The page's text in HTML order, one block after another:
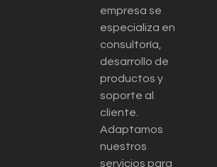
empresa se
especializa en
consultoría,
desarrollo de
productos y
soporte al
cliente.
Adaptamos
nuestros
servicios para